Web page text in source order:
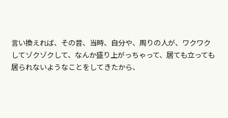
言い換えれば、その昔、当時、自分や、周りの人が、ワクワク
してゾクゾクして、なんか盛り上がっちゃって、居ても立っても
居られないようなことをしてきたから、